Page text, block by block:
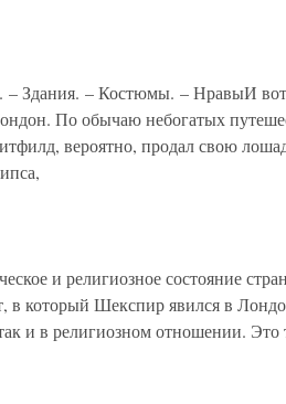
– Здания. – Костюмы. – НравыИ вот
По обычаю небогатых
вероятно, продал свою
и религиозное состояние
в который Шекспир явился в
и в религиозном отношении. Это